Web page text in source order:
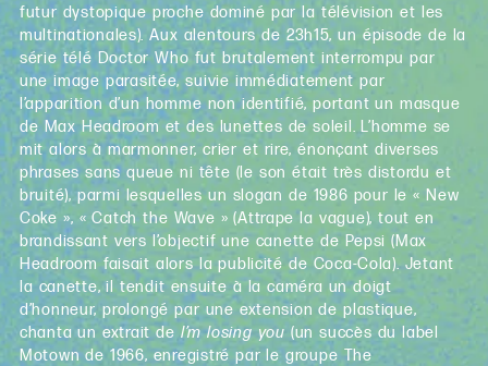
futur dystopique proche dominé par la télévision et les
multinationales). Aux alentours de 23h15, un épisode de la
série télé Doctor Who fut brutalement interrompu par
une image parasitée, suivie immédiatement par
l’apparition d’un homme non identifié, portant un masque
de Max Headroom et des lunettes de soleil. L’homme se
mit alors à marmonner, crier et rire, énonçant diverses
phrases sans queue ni tête (le son était très distordu et
bruité), parmi lesquelles un slogan de 1986 pour le « New
Coke », « Catch the Wave » (Attrape la vague), tout en
brandissant vers l’objectif une canette de Pepsi (Max
Headroom faisait alors la publicité de Coca-Cola). Jetant
la canette, il tendit ensuite à la caméra un doigt
d’honneur, prolongé par une extension de plastique,
chanta un extrait de I’m losing you (un succès du label
Motown de 1966, enregistré par le groupe The